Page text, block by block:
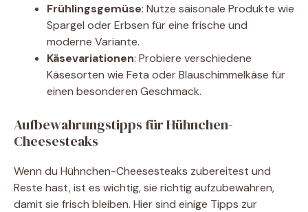
Frühlingsgemüse: Nutze saisonale Produkte wie
Spargel oder Erbsen für eine frische und
moderne Variante.
Käsevariationen: Probiere verschiedene
Käsesorten wie Feta oder Blauschimmelkäse für
einen besonderen Geschmack.
Aufbewahrungstipps für Hühnchen-
Cheesesteaks
Wenn du Hühnchen-Cheesesteaks zubereitest und
Reste hast, ist es wichtig, sie richtig aufzubewahren,
damit sie frisch bleiben. Hier sind einige Tipps zur